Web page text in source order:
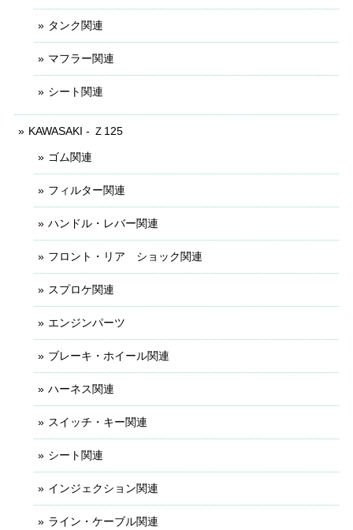
タンク関連
マフラー関連
シート関連
KAWASAKI - Ｚ125
ゴム関連
フィルター関連
ハンドル・レバー関連
フロント・リア ショック関連
スプロケ関連
エンジンパーツ
ブレーキ・ホイール関連
ハーネス関連
スイッチ・キー関連
シート関連
インジェクション関連
ライン・ケーブル関連